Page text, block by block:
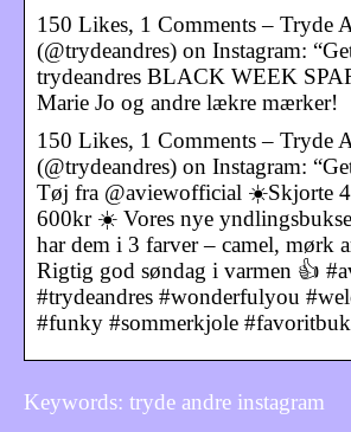
150 Likes, 1 Comments – Tryde
(@trydeandres) on Instagram:
trydeandres BLACK WEEK
Marie Jo og andre lækre mærker!
150 Likes, 1 Comments – Tryde
(@trydeandres) on Instagram:
Tøj fra @aviewofficial ☀️Skjorte
600kr ☀️ Vores nye
har dem i 3 farver – camel, mørk
Rigtig god søndag i varmen 👍
#trydeandres #wonderfulyou
#funky #sommerkjole
Keywords: tryde andre instagram